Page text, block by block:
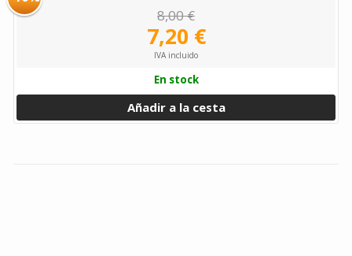
8,00 €
7,20 €
IVA incluido
En stock
Añadir a la cesta